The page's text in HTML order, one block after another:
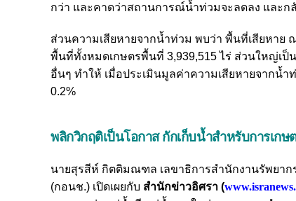
กว่า และคาดว่าสถานการณ์น้ำท่วมจะลดลง และก
ส่วนความเสียหายจากน้ำท่วม พบว่า พื้นที่เสียหาย
พื้นที่ทั้งหมดเกษตรพื้นที่ 3,939,515 ไร่ ส่วนใหญ่เป็
อื่นๆ ทำให้ เมื่อประเมินมูลค่าความเสียหายจากน้
0.2%
พลิกวิกฤติเป็นโอกาส กักเก็บน้ำสำหรับการเกษ
นายสุรสีห์ กิตติมณฑล เลขาธิการสำนักงานรัพยา
(กอนช.) เปิดเผยกับ สำนักข่าวอิศรา (